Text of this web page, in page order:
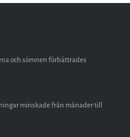
och sömnen förbättrades
minskade från månader till